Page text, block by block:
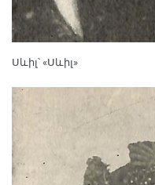
Սևիլ՝ «Սևիլ»